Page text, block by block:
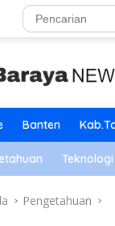
Banten
Teknologi
Pengetahuan